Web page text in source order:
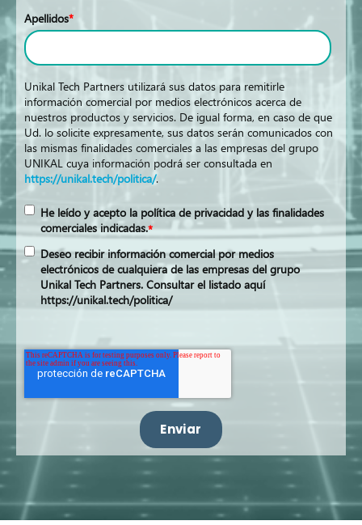
Apellidos*
Unikal Tech Partners utilizará sus datos para remitirle
información comercial por medios electrónicos acerca de
nuestros productos y servicios. De igual forma, en caso de que
Ud. lo solicite expresamente, sus datos serán comunicados con
las mismas finalidades comerciales a las empresas del grupo
UNIKAL cuya información podrá ser consultada en
https://unikal.tech/politica/.
He leído y acepto la política de privacidad y las finalidades
comerciales indicadas.*
Deseo recibir información comercial por medios
electrónicos de cualquiera de las empresas del grupo
Unikal Tech Partners. Consultar el listado aquí
https://unikal.tech/politica/